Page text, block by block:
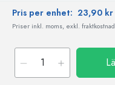
Pris per enhet: 23,90 kr
Priser inkl. moms, exkl.